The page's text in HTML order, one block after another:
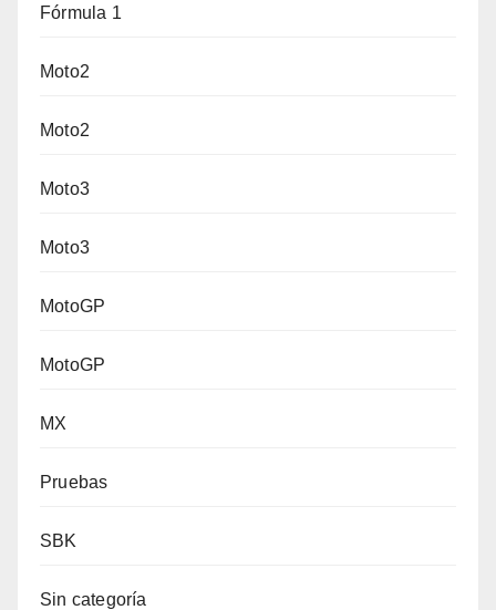
Fórmula 1
Moto2
Moto2
Moto3
Moto3
MotoGP
MotoGP
MX
Pruebas
SBK
Sin categoría